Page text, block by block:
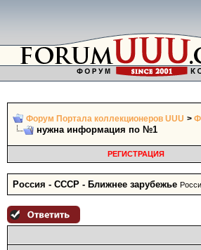
Форум Портала коллекционеров UUU >
нужна информация по №1
РЕГИСТРАЦИЯ
Россия - СССР - Ближнее зарубежье